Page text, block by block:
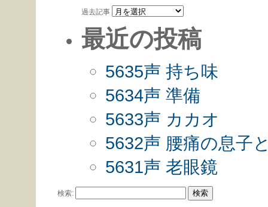
過去記事
最近の投稿
5635声 持ち味
5634声 準備
5633声 カカオ
5632声 腰痛の息子
5631声 老眼鏡
検索: